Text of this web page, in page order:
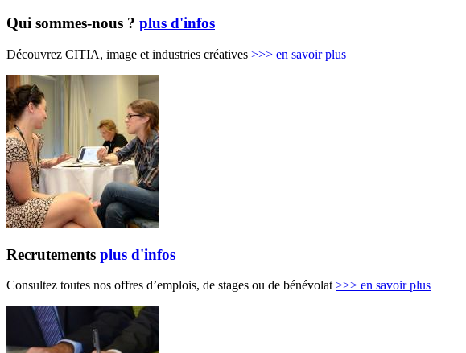
Qui sommes-nous ? plus d'infos
Découvrez CITIA, image et industries créatives >>> en savoir plus
Recrutements plus d'infos
Consultez toutes nos offres d’emplois, de stages ou de bénévolat >>> en savoir plus